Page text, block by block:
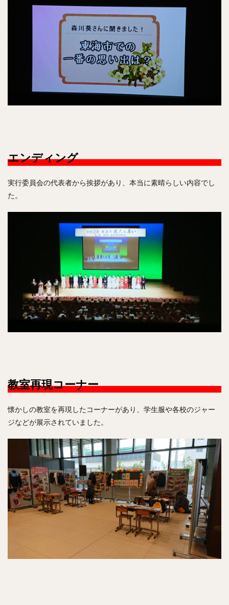
エンディング
実行委員会の代表者から挨拶があり、本当に素晴らしい内容でし
た。
教室再現コーナー
懐かしの教室を再現したコーナーがあり、学生服や各校のジャー
ジなどが展示されていました。